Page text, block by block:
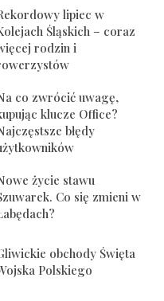
lipiec w
Śląskich – coraz
rodzin i
co zwrócić uwagę,
klucze Office?
błędy
życie stawu
Co się zmieni w
obchody Święta
Polskiego